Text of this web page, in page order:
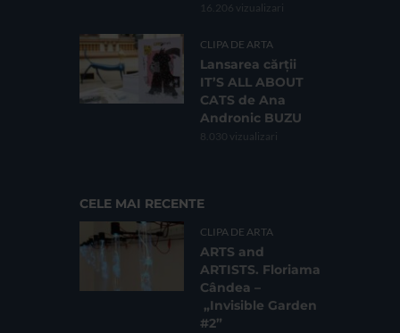
16.206 vizualizari
CLIPA DE ARTA
Lansarea cărții
IT’S ALL ABOUT
CATS de Ana
Andronic BUZU
8.030 vizualizari
CELE MAI RECENTE
CLIPA DE ARTA
ARTS and
ARTISTS. Floriama
Cândea –
„Invisible Garden
#2”